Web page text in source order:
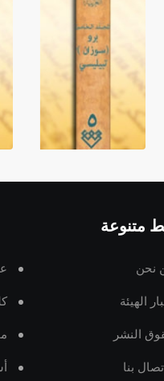
متنوعة
نحن
الهيئة
النشر
بنا